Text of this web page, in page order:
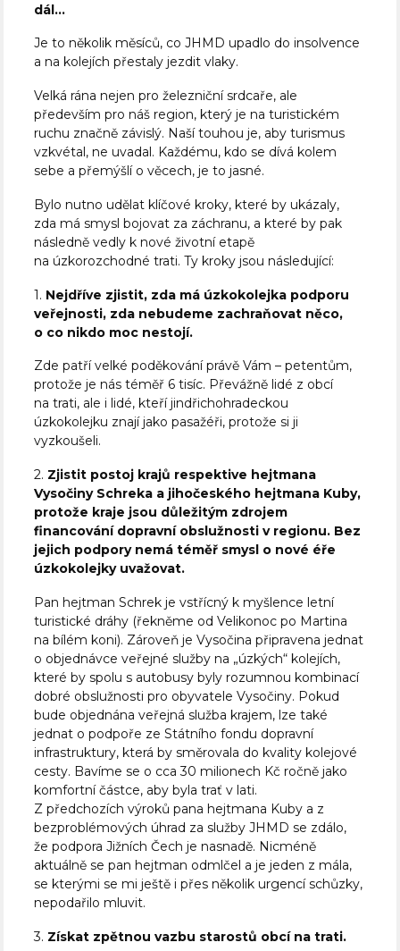
dál…
Je to několik měsíců, co JHMD upadlo do insolvence
a na kolejích přestaly jezdit vlaky.
Velká rána nejen pro železniční srdcaře, ale
především pro náš region, který je na turistickém
ruchu značně závislý. Naší touhou je, aby turismus
vzkvétal, ne uvadal. Každému, kdo se dívá kolem
sebe a přemýšlí o věcech, je to jasné.
Bylo nutno udělat klíčové kroky, které by ukázaly,
zda má smysl bojovat za záchranu, a které by pak
následně vedly k nové životní etapě
na úzkorozchodné trati. Ty kroky jsou následující:
1. Nejdříve zjistit, zda má úzkokolejka podporu
veřejnosti, zda nebudeme zachraňovat něco,
o co nikdo moc nestojí.
Zde patří velké poděkování právě Vám – petentům,
protože je nás téměř 6 tisíc. Převážně lidé z obcí
na trati, ale i lidé, kteří jindřichohradeckou
úzkokolejku znají jako pasažéři, protože si ji
vyzkoušeli.
2. Zjistit postoj krajů respektive hejtmana
Vysočiny Schreka a jihočeského hejtmana Kuby,
protože kraje jsou důležitým zdrojem
financování dopravní obslužnosti v regionu. Bez
jejich podpory nemá téměř smysl o nové éře
úzkokolejky uvažovat.
Pan hejtman Schrek je vstřícný k myšlence letní
turistické dráhy (řekněme od Velikonoc po Martina
na bílém koni). Zároveň je Vysočina připravena jednat
o objednávce veřejné služby na „úzkých“ kolejích,
které by spolu s autobusy byly rozumnou kombinací
dobré obslužnosti pro obyvatele Vysočiny. Pokud
bude objednána veřejná služba krajem, lze také
jednat o podpoře ze Státního fondu dopravní
infrastruktury, která by směrovala do kvality kolejové
cesty. Bavíme se o cca 30 milionech Kč ročně jako
komfortní částce, aby byla trať v lati.
Z předchozích výroků pana hejtmana Kuby a z
bezproblémových úhrad za služby JHMD se zdálo,
že podpora Jižních Čech je nasnadě. Nicméně
aktuálně se pan hejtman odmlčel a je jeden z mála,
se kterými se mi ještě i přes několik urgencí schůzky,
nepodařilo mluvit.
3. Získat zpětnou vazbu starostů obcí na trati.